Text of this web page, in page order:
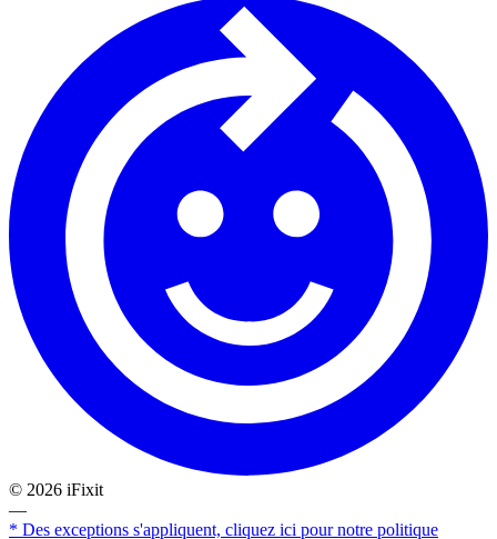
© 2026 iFixit
—
* Des exceptions s'appliquent, cliquez ici pour notre politique